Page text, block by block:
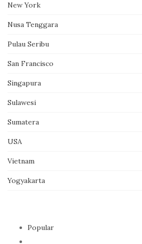
New York
Nusa Tenggara
Pulau Seribu
San Francisco
Singapura
Sulawesi
Sumatera
USA
Vietnam
Yogyakarta
Popular